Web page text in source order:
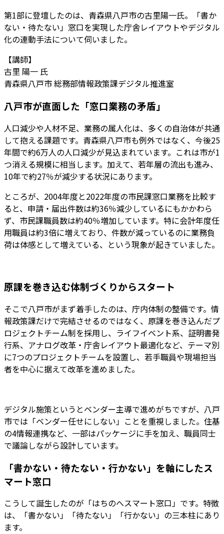
第1部に登壇したのは、青森県八戸市の古里陽一氏。「書か
ない・待たない」窓口を実現した庁舎レイアウトやデジタル
化の連動手法について伺いました。
【講師】
古里 陽一 氏
青森県八戸市 総務部情報政策課デジタル推進室
八戸市が直面した「窓口業務の矛盾」
人口減少や人材不足、業務の属人化は、多くの自治体が共通
して抱える課題です。青森県八戸市も例外ではなく、今後25
年間で約6万人の人口減少が見込まれています。これは市が1
つ消える規模に相当します。加えて、若年層の流出も進み、
10年で約27％が減少する状況にあります。
ところが、2004年度と2022年度の市民課窓口業務を比較す
ると、申請・届出件数は約36％減少しているにもかかわら
ず、市民課職員数は約40％増加しています。特に会計年度任
用職員は約3倍に増えており、件数が減っているのに業務負
荷は体感として増えている、という現象が起きていました。
原課を巻き込む体制づくりからスタート
そこで八戸市がまず着手したのは、庁内体制の整備です。情
報政策課だけで完結させるのではなく、原課を巻き込んだプ
ロジェクトチーム制を採用し、ライフイベント系、証明書発
行系、アナログ改革・庁舎レイアウト最適化など、テーマ別
に7つのプロジェクトチームを設置し、若手職員や現場担当
者を中心に据えて改革を進めました。
デジタル施策というとベンダー主導で進めがちですが、八戸
市では「ベンダー任せにしない」ことを重視しました。住基
の4情報連携など、一部はパッケージに手を加え、職員同士
で議論しながら設計しています。
「書かない・待たない・行かない」を軸にしたス
マート窓口
こうして誕生したのが「はちのへスマート窓口」です。特徴
は、「書かない」「待たない」「行かない」の三本柱にあり
ます。